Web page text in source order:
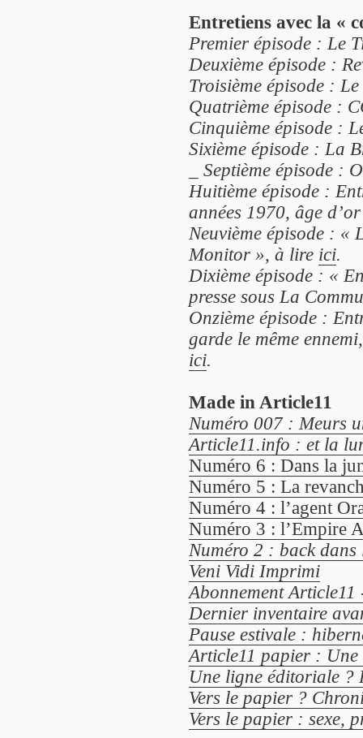
Entretiens avec la «
Premier épisode : Le
Deuxième épisode :
Troisième épisode :
Quatrième épisode :
Cinquième épisode :
Sixième épisode : La
Septième épisode :
Huitième épisode :
années 1970, âge
Neuvième épisode :
Monitor », à lire ici.
Dixième épisode : «
presse sous La
Onzième épisode :
garde le même
ici.
Made in Article11
Numéro 007 : Meurs
Article11.info : et la
Numéro 6 : Dans la
Numéro 5 : La
Numéro 4 : l’agent
Numéro 3 : l’Empire
Numéro 2 : back dans
Veni Vidi Imprimi
Abonnement
Dernier inventaire
Pause estivale :
Article11 papier : Une
Une ligne éditoriale ?
Vers le papier ?
Vers le papier : sexe,